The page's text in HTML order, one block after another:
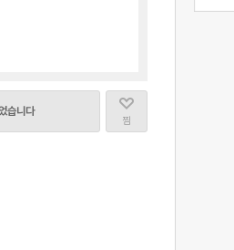
찜
습니다